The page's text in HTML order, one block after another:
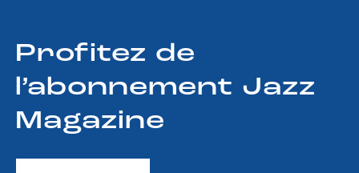
Profitez de
l’abonnement Jazz
Magazine